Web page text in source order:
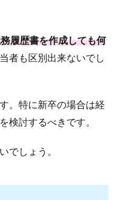
履歴書を作成しても何
者も区別出来ないでし
。特に新卒の場合は経
検討するべきです。
でしょう。